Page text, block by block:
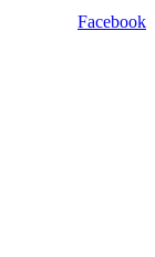
Facebook